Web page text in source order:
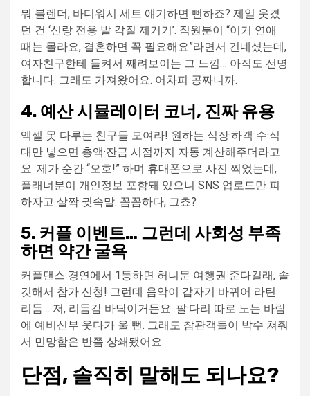
뭐 블렌더, 바디워시 세트 얘기하면 뻔하죠? 제일 웃겼
던 건 ‘신랑 전용 발 각질 제거기’. 직원분이 “이거 연애
때는 몰라요, 결혼하면 꼭 필요해요”라면서 건네셨는데,
여자친구한테 들켜서 째려보이는 그 느낌… 아직도 선명
합니다. 그래도 가져왔어요. 어차피 공짜니까.
4. 예산 시뮬레이터 코너, 진짜 유용
엑셀 못 다루는 친구들 모여라! 원하는 식장·하객 수·식
대만 넣으면 총액·잔금 시점까지 자동 계산해주더라고
요. 제가 순간 “오호!” 하며 휴대폰으로 사진 찍었는데,
플래너분이 개인정보 포함돼 있으니 SNS 업로드만 피
하자고 살짝 귓속말. 꼼꼼하다, 그쵸?
5. 커플 이벤트… 그런데 사회성 부족
하면 약간 굴욕
커플댄스 경연에서 1등하면 허니문 여행권 준다길래, 솔
깃해서 참가 신청! 그런데 음악이 갑자기 바뀌어 라틴
리듬… 저, 리듬감 바닥이거든요. 팔·다리 따로 노는 바람
에 예비신부 웃다가 울 뻔. 그래도 참관객들이 박수 쳐줘
서 민망함은 반쯤 상쇄됐어요.
단점, 솔직히 말해도 되나요?